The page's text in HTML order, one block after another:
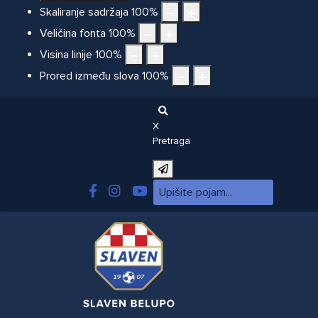
Skaliranje sadržaja 100%
Veličina fonta 100%
Visina linije 100%
Prored između slova 100%
X
Pretraga